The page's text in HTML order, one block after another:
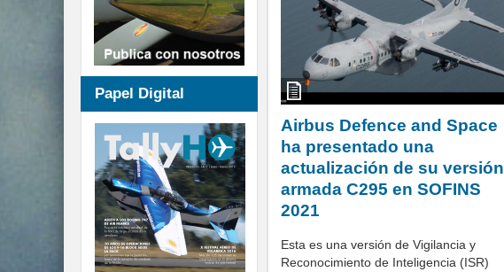
Airbus Defence and Space
ha presentado una
actualización de su versión
armada C295 en SOFINS
2021
Esta es una versión de Vigilancia y
Reconocimiento de Inteligencia (ISR)
Papel Digital